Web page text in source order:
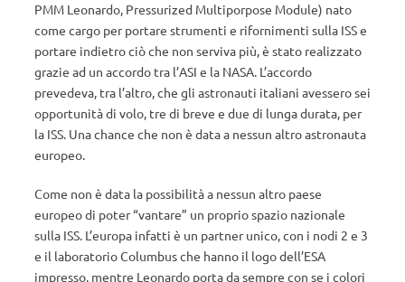
PMM Leonardo, Pressurized Multiporpose Module) nato
come cargo per portare strumenti e rifornimenti sulla ISS e
portare indietro ciò che non serviva più, è stato realizzato
grazie ad un accordo tra l’ASI e la NASA. L’accordo
prevedeva, tra l’altro, che gli astronauti italiani avessero sei
opportunità di volo, tre di breve e due di lunga durata, per
la ISS. Una chance che non è data a nessun altro astronauta
europeo.
Come non è data la possibilità a nessun altro paese
europeo di poter “vantare” un proprio spazio nazionale
sulla ISS. L’europa infatti è un partner unico, con i nodi 2 e 3
e il laboratorio Columbus che hanno il logo dell’ESA
impresso, mentre Leonardo porta da sempre con se i colori